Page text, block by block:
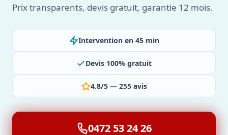
Prix transparents, devis gratuit, garantie 12 mois.
Intervention en 45 min
Devis 100% gratuit
4.8/5 — 255 avis
0472 53 24 26